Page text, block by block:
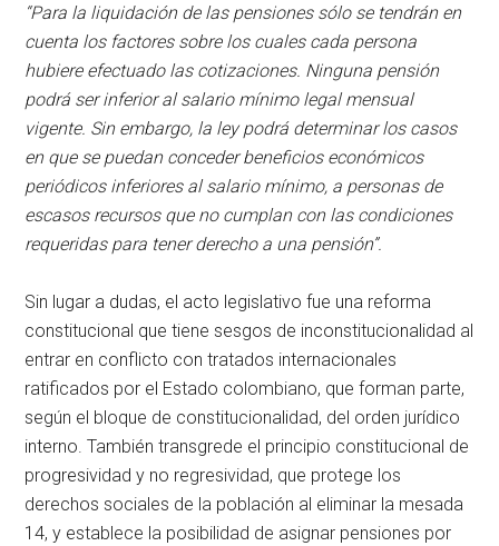
“Para la liquidación de las pensiones sólo se tendrán en
cuenta los factores sobre los cuales cada persona
hubiere efectuado las cotizaciones. Ninguna pensión
podrá ser inferior al salario mínimo legal mensual
vigente. Sin embargo, la ley podrá determinar los casos
en que se puedan conceder beneficios económicos
periódicos inferiores al salario mínimo, a personas de
escasos recursos que no cumplan con las condiciones
requeridas para tener derecho a una pensión”.
Sin lugar a dudas, el acto legislativo fue una reforma
constitucional que tiene sesgos de inconstitucionalidad al
entrar en conflicto con tratados internacionales
ratificados por el Estado colombiano, que forman parte,
según el bloque de constitucionalidad, del orden jurídico
interno. También transgrede el principio constitucional de
progresividad y no regresividad, que protege los
derechos sociales de la población al eliminar la mesada
14, y establece la posibilidad de asignar pensiones por